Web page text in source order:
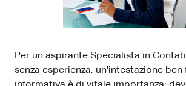
Per un aspirante Specialista in
senza esperienza, un'intestazione